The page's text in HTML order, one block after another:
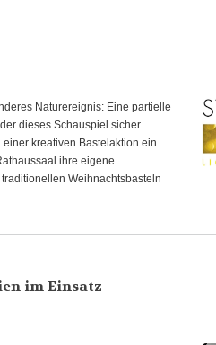
Naturereignis: Eine partielle
dieses Schauspiel sicher
kreativen Bastelaktion ein.
ihre eigene
Weihnachtsbasteln
im Einsatz